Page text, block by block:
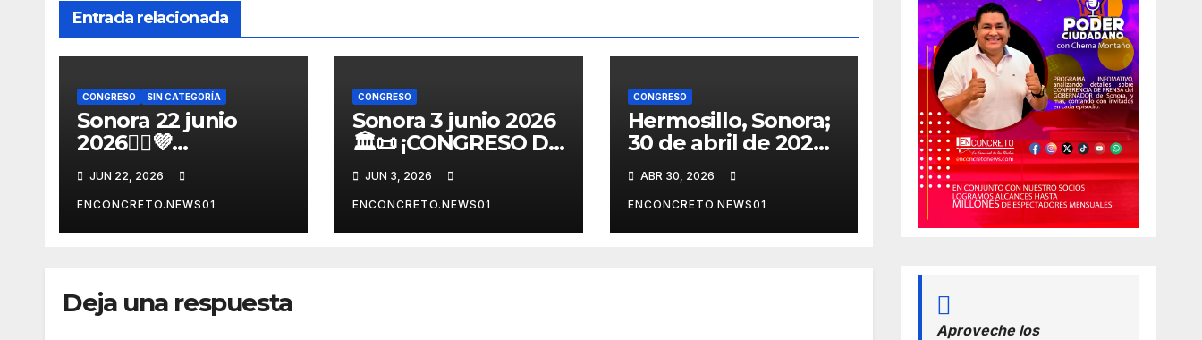
Entrada relacionada
CONGRESO SIN CATEGORÍA
Sonora 22 junio
2026👩‍⚖️💜
¡CONGRESO DE
SONORA ABRE
CONVOCATORIA
PARA TITULAR DE
GÉNERO! 📋🏛️
JUN 22, 2026
ENCONCRETO.NEWS01
CONGRESO
Sonora 3 junio 2026
🏛️📜 ¡CONGRESO DE
SONORA APRUEBA
CAMBIOS
ELECTORALES Y
ANALIZA NUEVAS
JUN 3, 2026
ENCONCRETO.NEWS01
CONGRESO
Hermosillo, Sonora;
30 de abril de 2026.-
Aprueba Congreso
de Sonora ley para
personas
migrantes, atiende
ABR 30, 2026
ENCONCRETO.NEWS01
Deja una respuesta
Aproveche los